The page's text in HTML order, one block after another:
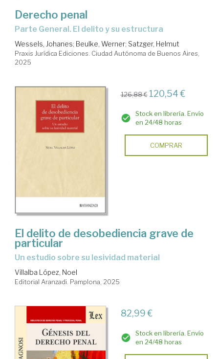
Derecho penal
Parte General. El delito y su estructura
Wessels, Johanes; Beulke, Werner; Satzger, Helmut
Praxis Jurídica Ediciones. Ciudad Autónoma de Buenos Aires,
2025
126,88 € 120,54 €
Stock en librería. Envío
en 24/48 horas
COMPRAR
El delito de desobediencia grave de
particular
Un estudio sobre su lesividad material
Villalba López, Noel
Editorial Aranzadi. Pamplona, 2025
82,99 €
Stock en librería. Envío
en 24/48 horas